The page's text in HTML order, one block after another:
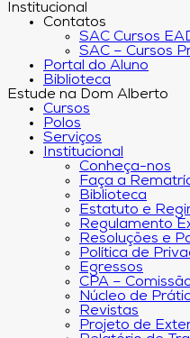
Institucional
Contatos
SAC Cursos
SAC – Cursos
Portal do Aluno
Biblioteca
Estude na Dom Alberto
Cursos
Polos
Serviços
Institucional
Conheça-nos
Faça a
Biblioteca
Estatuto e
Regulamento
Resoluções e
Política de
Egressos
CPA –
Núcleo de
Revistas
Projeto de